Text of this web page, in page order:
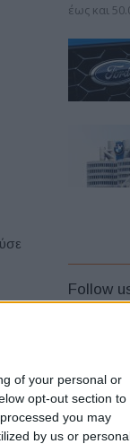
of your personal or
opt-out section to
you may
by us or
έως και
Follow
Latest